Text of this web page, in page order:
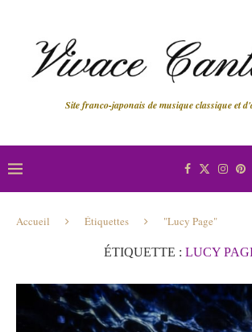
Site franco-japonais de musique classique et
Accueil Étiquettes "Lucy Page"
ÉTIQUETTE : LUCY